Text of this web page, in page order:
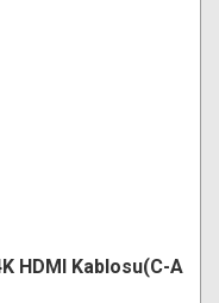
HDMI Kablosu(C-A